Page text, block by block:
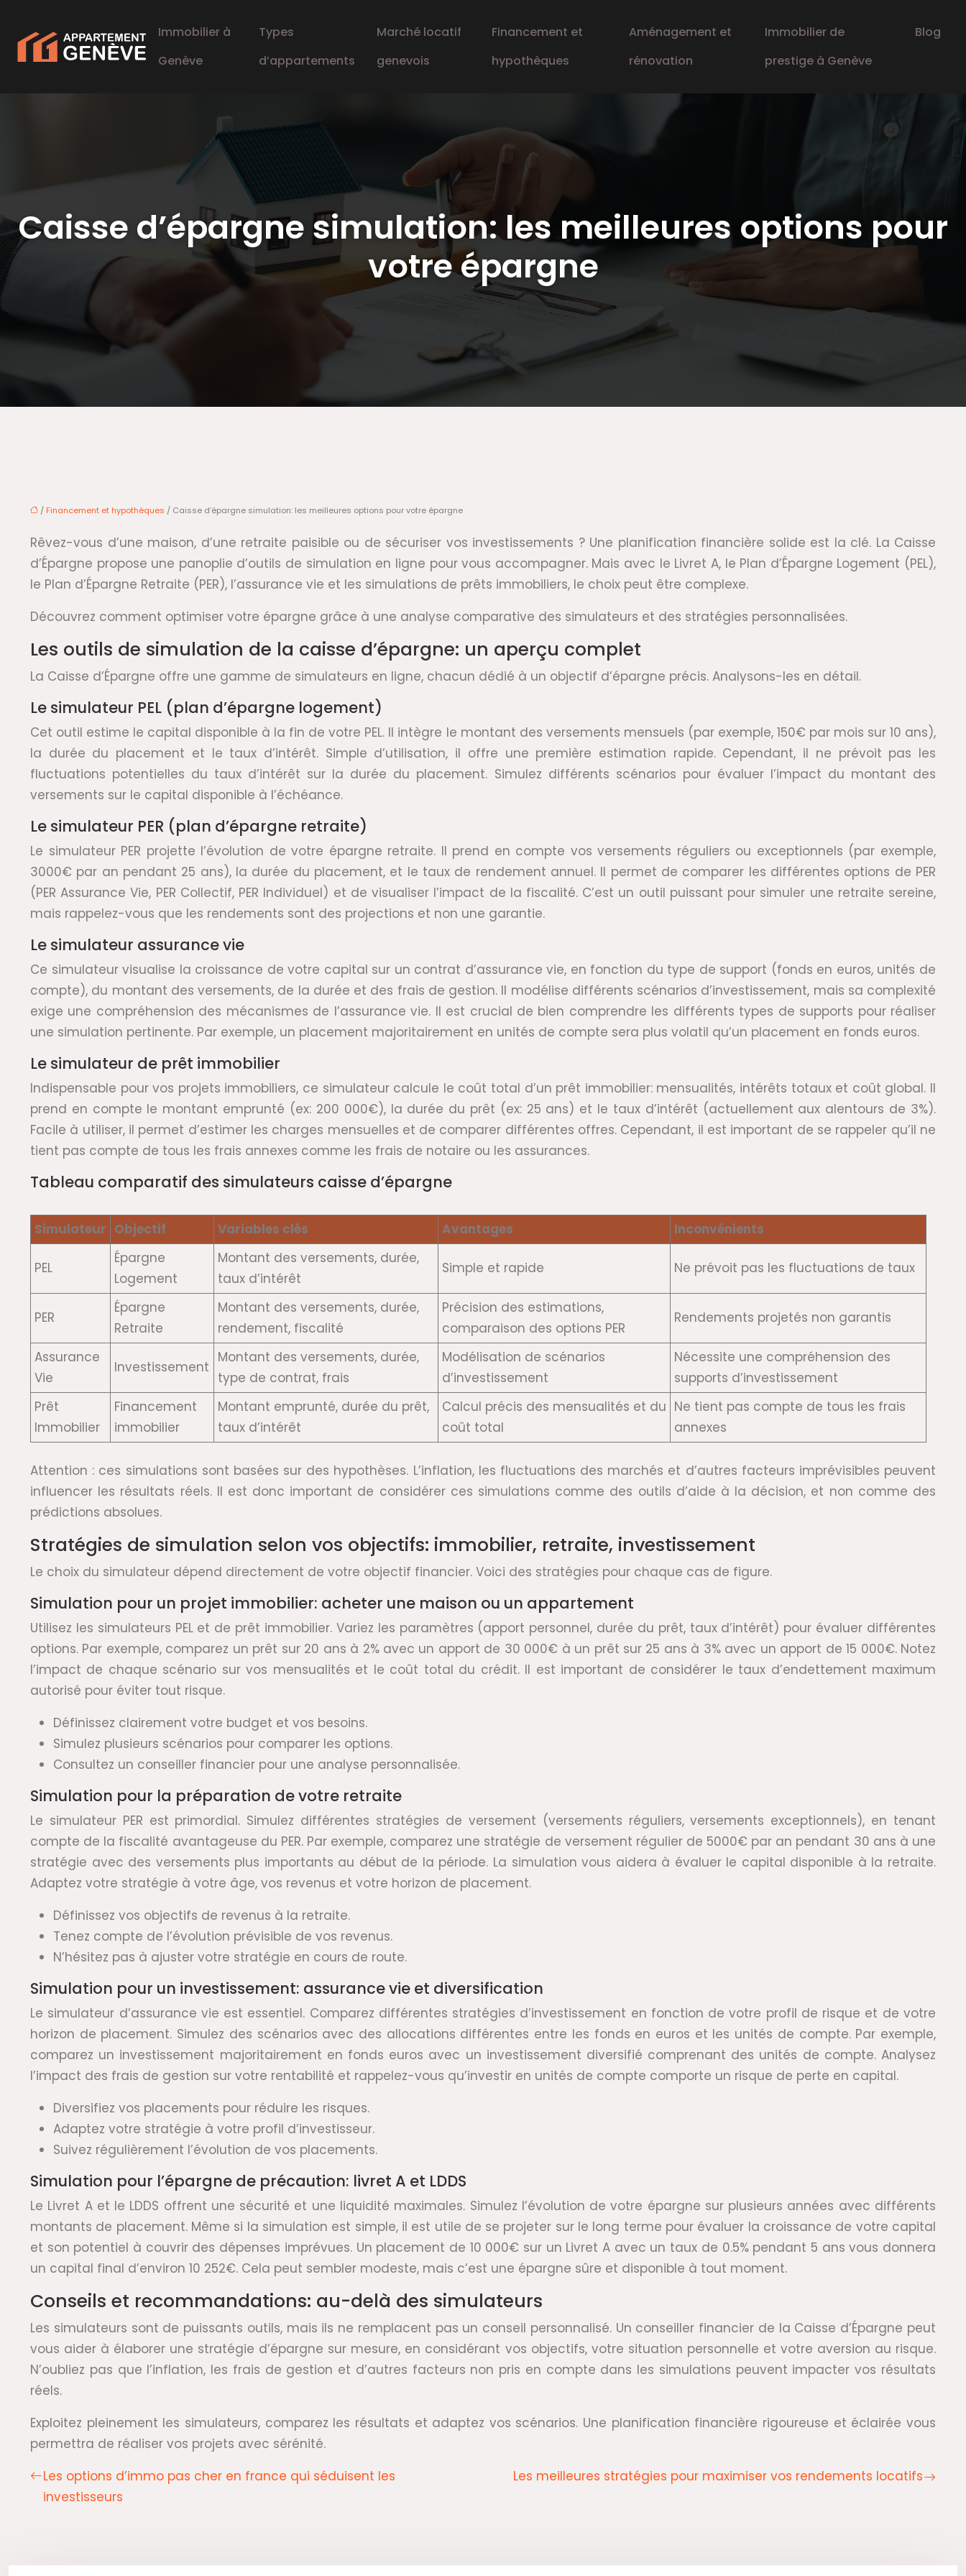
Immobilier à
Genève
Types
d’appartements
Marché locatif
genevois
Financement et
hypothèques
Aménagement et
rénovation
Immobilier de
prestige à Genève
Blog
Caisse d’épargne simulation: les meilleures options pour
votre épargne
/ Financement et hypothèques / Caisse d’épargne simulation: les meilleures options pour votre épargne
Rêvez-vous d’une maison, d’une retraite paisible ou de sécuriser vos investissements ? Une planification financière solide est la clé. La Caisse
d’Épargne propose une panoplie d’outils de simulation en ligne pour vous accompagner. Mais avec le Livret A, le Plan d’Épargne Logement (PEL),
le Plan d’Épargne Retraite (PER), l’assurance vie et les simulations de prêts immobiliers, le choix peut être complexe.
Découvrez comment optimiser votre épargne grâce à une analyse comparative des simulateurs et des stratégies personnalisées.
Les outils de simulation de la caisse d’épargne: un aperçu complet
La Caisse d’Épargne offre une gamme de simulateurs en ligne, chacun dédié à un objectif d’épargne précis. Analysons-les en détail.
Le simulateur PEL (plan d’épargne logement)
Cet outil estime le capital disponible à la fin de votre PEL. Il intègre le montant des versements mensuels (par exemple, 150€ par mois sur 10 ans),
la durée du placement et le taux d’intérêt. Simple d’utilisation, il offre une première estimation rapide. Cependant, il ne prévoit pas les
fluctuations potentielles du taux d’intérêt sur la durée du placement. Simulez différents scénarios pour évaluer l’impact du montant des
versements sur le capital disponible à l’échéance.
Le simulateur PER (plan d’épargne retraite)
Le simulateur PER projette l’évolution de votre épargne retraite. Il prend en compte vos versements réguliers ou exceptionnels (par exemple,
3000€ par an pendant 25 ans), la durée du placement, et le taux de rendement annuel. Il permet de comparer les différentes options de PER
(PER Assurance Vie, PER Collectif, PER Individuel) et de visualiser l’impact de la fiscalité. C’est un outil puissant pour simuler une retraite sereine,
mais rappelez-vous que les rendements sont des projections et non une garantie.
Le simulateur assurance vie
Ce simulateur visualise la croissance de votre capital sur un contrat d’assurance vie, en fonction du type de support (fonds en euros, unités de
compte), du montant des versements, de la durée et des frais de gestion. Il modélise différents scénarios d’investissement, mais sa complexité
exige une compréhension des mécanismes de l’assurance vie. Il est crucial de bien comprendre les différents types de supports pour réaliser
une simulation pertinente. Par exemple, un placement majoritairement en unités de compte sera plus volatil qu’un placement en fonds euros.
Le simulateur de prêt immobilier
Indispensable pour vos projets immobiliers, ce simulateur calcule le coût total d’un prêt immobilier: mensualités, intérêts totaux et coût global. Il
prend en compte le montant emprunté (ex: 200 000€), la durée du prêt (ex: 25 ans) et le taux d’intérêt (actuellement aux alentours de 3%).
Facile à utiliser, il permet d’estimer les charges mensuelles et de comparer différentes offres. Cependant, il est important de se rappeler qu’il ne
tient pas compte de tous les frais annexes comme les frais de notaire ou les assurances.
Tableau comparatif des simulateurs caisse d’épargne
Simulateur Objectif Variables clés Avantages Inconvénients
PEL
Épargne
Logement
Montant des versements, durée,
taux d’intérêt
Simple et rapide Ne prévoit pas les fluctuations de taux
PER
Épargne
Retraite
Montant des versements, durée,
rendement, fiscalité
Précision des estimations,
comparaison des options PER
Rendements projetés non garantis
Assurance
Vie
Investissement
Montant des versements, durée,
type de contrat, frais
Modélisation de scénarios
d’investissement
Nécessite une compréhension des
supports d’investissement
Prêt
Immobilier
Financement
immobilier
Montant emprunté, durée du prêt,
taux d’intérêt
Calcul précis des mensualités et du
coût total
Ne tient pas compte de tous les frais
annexes
Attention : ces simulations sont basées sur des hypothèses. L’inflation, les fluctuations des marchés et d’autres facteurs imprévisibles peuvent
influencer les résultats réels. Il est donc important de considérer ces simulations comme des outils d’aide à la décision, et non comme des
prédictions absolues.
Stratégies de simulation selon vos objectifs: immobilier, retraite, investissement
Le choix du simulateur dépend directement de votre objectif financier. Voici des stratégies pour chaque cas de figure.
Simulation pour un projet immobilier: acheter une maison ou un appartement
Utilisez les simulateurs PEL et de prêt immobilier. Variez les paramètres (apport personnel, durée du prêt, taux d’intérêt) pour évaluer différentes
options. Par exemple, comparez un prêt sur 20 ans à 2% avec un apport de 30 000€ à un prêt sur 25 ans à 3% avec un apport de 15 000€. Notez
l’impact de chaque scénario sur vos mensualités et le coût total du crédit. Il est important de considérer le taux d’endettement maximum
autorisé pour éviter tout risque.
Définissez clairement votre budget et vos besoins.
Simulez plusieurs scénarios pour comparer les options.
Consultez un conseiller financier pour une analyse personnalisée.
Simulation pour la préparation de votre retraite
Le simulateur PER est primordial. Simulez différentes stratégies de versement (versements réguliers, versements exceptionnels), en tenant
compte de la fiscalité avantageuse du PER. Par exemple, comparez une stratégie de versement régulier de 5000€ par an pendant 30 ans à une
stratégie avec des versements plus importants au début de la période. La simulation vous aidera à évaluer le capital disponible à la retraite.
Adaptez votre stratégie à votre âge, vos revenus et votre horizon de placement.
Définissez vos objectifs de revenus à la retraite.
Tenez compte de l’évolution prévisible de vos revenus.
N’hésitez pas à ajuster votre stratégie en cours de route.
Simulation pour un investissement: assurance vie et diversification
Le simulateur d’assurance vie est essentiel. Comparez différentes stratégies d’investissement en fonction de votre profil de risque et de votre
horizon de placement. Simulez des scénarios avec des allocations différentes entre les fonds en euros et les unités de compte. Par exemple,
comparez un investissement majoritairement en fonds euros avec un investissement diversifié comprenant des unités de compte. Analysez
l’impact des frais de gestion sur votre rentabilité et rappelez-vous qu’investir en unités de compte comporte un risque de perte en capital.
Diversifiez vos placements pour réduire les risques.
Adaptez votre stratégie à votre profil d’investisseur.
Suivez régulièrement l’évolution de vos placements.
Simulation pour l’épargne de précaution: livret A et LDDS
Le Livret A et le LDDS offrent une sécurité et une liquidité maximales. Simulez l’évolution de votre épargne sur plusieurs années avec différents
montants de placement. Même si la simulation est simple, il est utile de se projeter sur le long terme pour évaluer la croissance de votre capital
et son potentiel à couvrir des dépenses imprévues. Un placement de 10 000€ sur un Livret A avec un taux de 0.5% pendant 5 ans vous donnera
un capital final d’environ 10 252€. Cela peut sembler modeste, mais c’est une épargne sûre et disponible à tout moment.
Conseils et recommandations: au-delà des simulateurs
Les simulateurs sont de puissants outils, mais ils ne remplacent pas un conseil personnalisé. Un conseiller financier de la Caisse d’Épargne peut
vous aider à élaborer une stratégie d’épargne sur mesure, en considérant vos objectifs, votre situation personnelle et votre aversion au risque.
N’oubliez pas que l’inflation, les frais de gestion et d’autres facteurs non pris en compte dans les simulations peuvent impacter vos résultats
réels.
Exploitez pleinement les simulateurs, comparez les résultats et adaptez vos scénarios. Une planification financière rigoureuse et éclairée vous
permettra de réaliser vos projets avec sérénité.
Les options d’immo pas cher en france qui séduisent les
investisseurs
Les meilleures stratégies pour maximiser vos rendements locatifs